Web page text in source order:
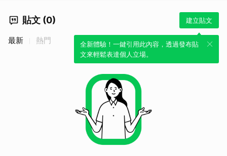
貼文 (0) 建立貼文
全新體驗！一鍵引用此內容，透過發布貼
文來輕鬆表達個人立場。
最新 熱門